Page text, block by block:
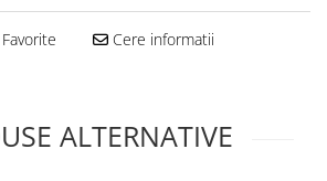
Cere informatii
ALTERNATIVE